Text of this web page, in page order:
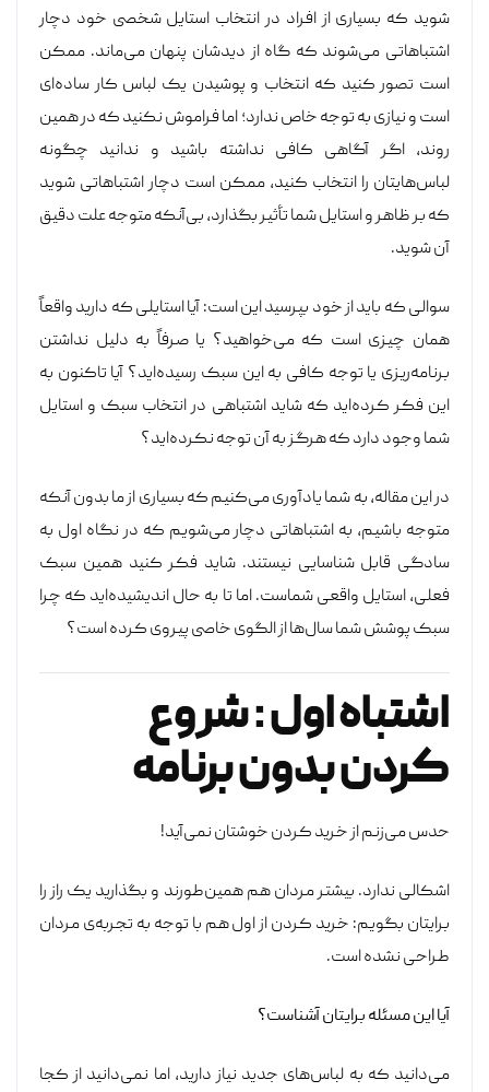
شوید که بسیاری از افراد در انتخاب استایل شخصی خود دچار
اشتباهاتی می‌شوند که گاه از دیدشان پنهان می‌ماند. ممکن
است تصور کنید که انتخاب و پوشیدن یک لباس کار ساده‌ای
است و نیازی به توجه خاص ندارد؛ اما فراموش نکنید که در همین
روند، اگر آگاهی کافی نداشته باشید و ندانید چگونه
لباس‌هایتان را انتخاب کنید، ممکن است دچار اشتباهاتی شوید
که بر ظاهر و استایل شما تأثیر بگذارد، بی‌آنکه متوجه علت دقیق
آن شوید.
سوالی که باید از خود بپرسید این است: آیا استایلی که دارید واقعاً
همان چیزی است که می‌خواهید؟ یا صرفاً به دلیل نداشتن
برنامه‌ریزی یا توجه کافی به این سبک رسیده‌اید؟ آیا تاکنون به
این فکر کرده‌اید که شاید اشتباهی در انتخاب سبک و استایل
شما وجود دارد که هرگز به آن توجه نکرده‌اید؟
در این مقاله، به شما یادآوری می‌کنیم که بسیاری از ما بدون آنکه
متوجه باشیم، به اشتباهاتی دچار می‌شویم که در نگاه اول به
سادگی قابل شناسایی نیستند. شاید فکر کنید همین سبک
فعلی، استایل واقعی شماست. اما تا به حال اندیشیده‌اید که چرا
سبک پوشش شما سال‌ها از الگوی خاصی پیروی کرده است؟
اشتباه اول : شروع
کردن بدون برنامه
حدس می‌زنم از خرید کردن خوشتان نمی‌آید!
اشکالی ندارد. بیشتر مردان هم همین‌طورند و بگذارید یک راز را
برایتان بگویم: خرید کردن از اول هم با توجه به تجربه‌ی مردان
طراحی نشده است.
آیا این مسئله برایتان آشناست؟
می‌دانید که به لباس‌های جدید نیاز دارید، اما نمی‌دانید از کجا